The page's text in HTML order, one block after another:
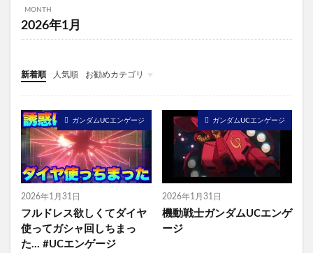
MONTH
2026年1月
新着順 人気順 お勧めカテゴリ
ガンダムUCエンゲージ
ガンダムUCエンゲージ
2026年1月31日
フルドレス欲しくてダイヤ
使ってガシャ回しちまっ
た… #UCエンゲージ
ガンダムUCエンゲージ
2026年1月31日
機動戦士ガンダムUCエンゲ
ージ